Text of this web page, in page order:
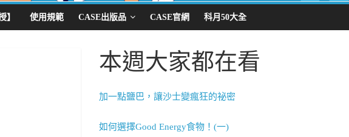
】 使用規範 CASE出版品 CASE官網 科月50大全
本週大家都在看
加一點鹽巴，讓沙士變瘋狂的祕密
如何選擇Good Energy食物！(一)